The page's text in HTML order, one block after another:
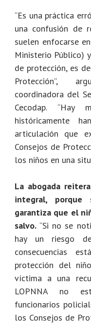
“Es una práctica
una confusión de
suelen enfocarse
Ministerio Público)
de protección, es
Protección”,
coordinadora del
Cecodap. “Hay
históricamente
articulación que
Consejos de
los niños en una
La abogada
integral,
garantiza que el
salvo. “Si no se
hay un riesgo
consecuencias
protección del
víctima a una
LOPNNA no
funcionarios
los Consejos de